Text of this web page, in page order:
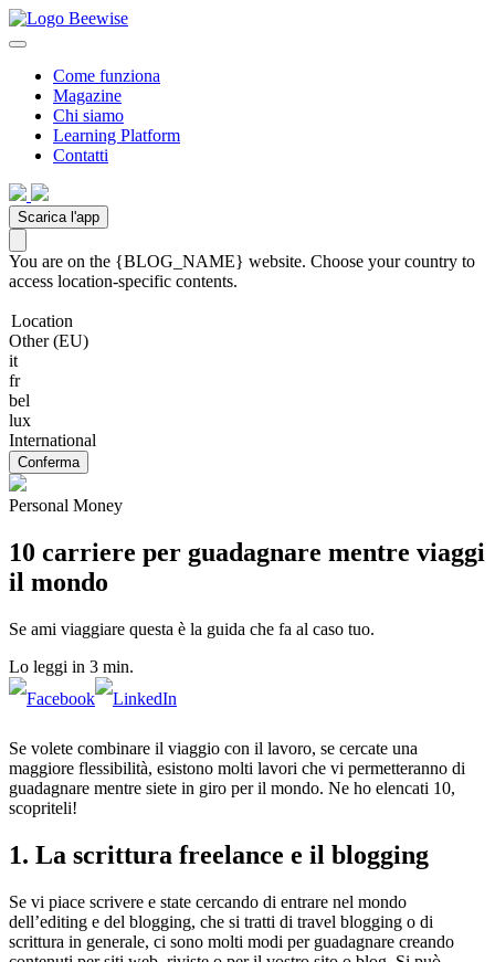
Come funziona
Magazine
Chi siamo
Learning Platform
Contatti
Scarica l'app
You are on the {BLOG_NAME} website. Choose your country to
access location-specific contents.
Location
Other (EU)
it
fr
bel
lux
International
Conferma
Personal Money
10 carriere per guadagnare mentre viaggi
il mondo
Se ami viaggiare questa è la guida che fa al caso tuo.
Lo leggi in 3 min.
Se volete combinare il viaggio con il lavoro, se cercate una
maggiore flessibilità, esistono molti lavori che vi permetteranno di
guadagnare mentre siete in giro per il mondo. Ne ho elencati 10,
scopriteli!
1. La scrittura freelance e il blogging
Se vi piace scrivere e state cercando di entrare nel mondo
dell’editing e del blogging, che si tratti di travel blogging o di
scrittura in generale, ci sono molti modi per guadagnare creando